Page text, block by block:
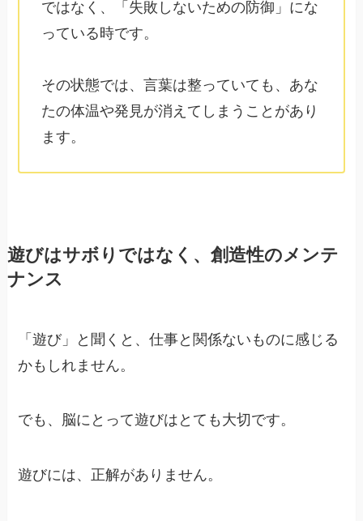
ではなく、「失敗しないための防御」にな
っている時です。
その状態では、言葉は整っていても、あな
たの体温や発見が消えてしまうことがあり
ます。
遊びはサボりではなく、創造性のメンテ
ナンス
「遊び」と聞くと、仕事と関係ないものに感じる
かもしれません。
でも、脳にとって遊びはとても大切です。
遊びには、正解がありません。